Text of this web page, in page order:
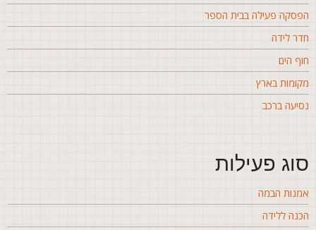
פעילה בבית הספר
לידה
הים
בארץ
ברכב
פעילות
הבמה
ללידה